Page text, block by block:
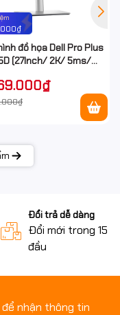
đồ họa Dell Pro Plus
(27Inch/ 2K/ 5ms/
Đổi trả dễ dàng
Đổi mới trong 15
đầu
để nhận thông tin